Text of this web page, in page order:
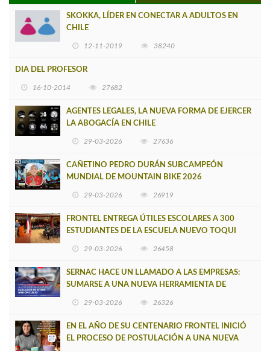
SKOKKA, LÍDER EN CONECTAR A ADULTOS EN
CHILE
12-11-2019 38240
DIA DEL PROFESOR
16-10-2014 27682
AGENTES LEGALES, LA NUEVA FORMA DE EJERCER
LA ABOGACÍA EN CHILE
29-03-2026 27636
CAÑETINO PEDRO DURÁN SUBCAMPEÓN
MUNDIAL DE MOUNTAIN BIKE 2026
29-03-2026 26919
FRONTEL ENTREGA ÚTILES ESCOLARES A 300
ESTUDIANTES DE LA ESCUELA NUEVO TOQUI
29-03-2026 26458
SERNAC HACE UN LLAMADO A LAS EMPRESAS:
SUMARSE A UNA NUEVA HERRAMIENTA DE
29-03-2026 26326
EN EL AÑO DE SU CENTENARIO FRONTEL INICIÓ
EL PROCESO DE POSTULACIÓN A UNA NUEVA